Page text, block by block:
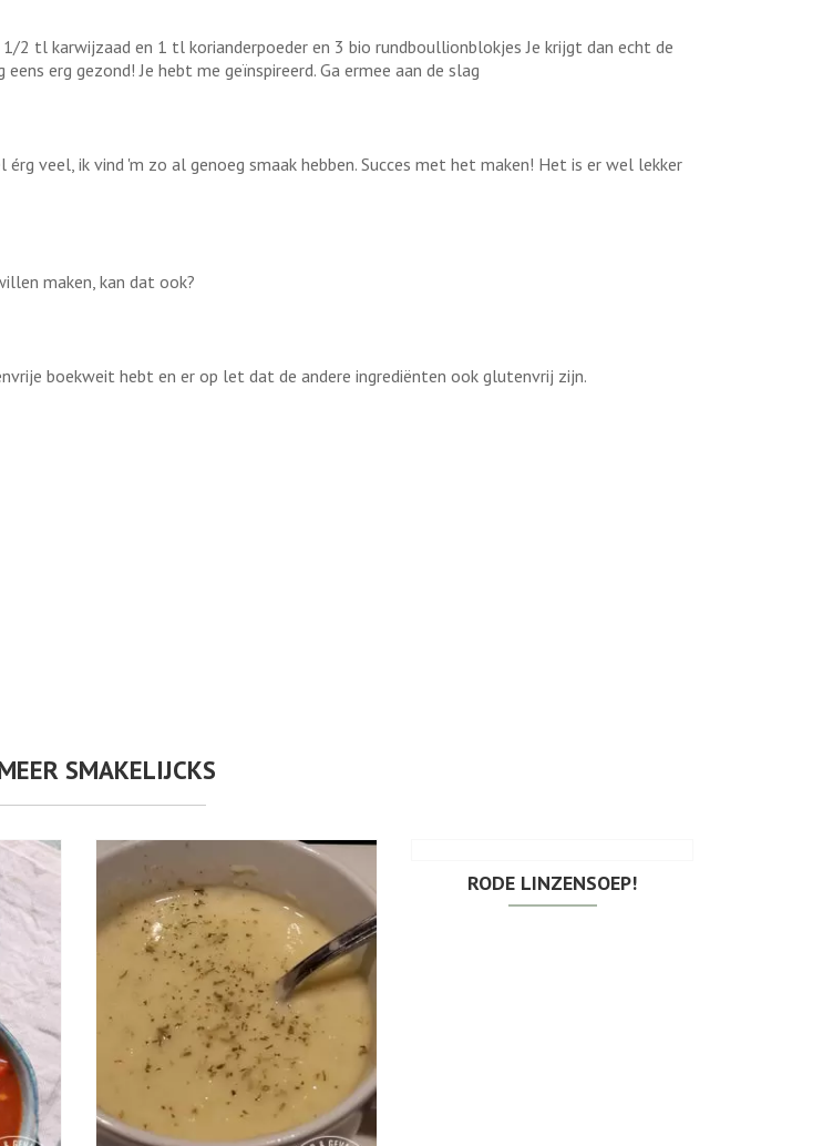
2 tl karwijzaad en 1 tl korianderpoeder en 3 bio rundboullionblokjes Je krijgt dan echt de
erg gezond! Je hebt me geïnspireerd. Ga ermee aan de slag
veel, ik vind 'm zo al genoeg smaak hebben. Succes met het maken! Het is er wel lekker
maken, kan dat ook?
boekweit hebt en er op let dat de andere ingrediënten ook glutenvrij zijn.
SMAKELIJCKS
RODE LINZENSOEP!